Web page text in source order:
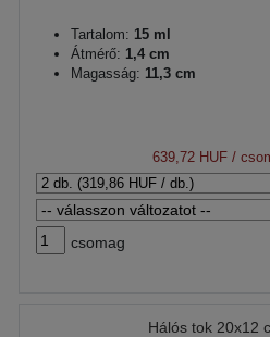
Tartalom: 15 ml
Átmérő: 1,4 cm
Magasság: 11,3 cm
639,72 HUF /
csomag
Hálós tok 20x12